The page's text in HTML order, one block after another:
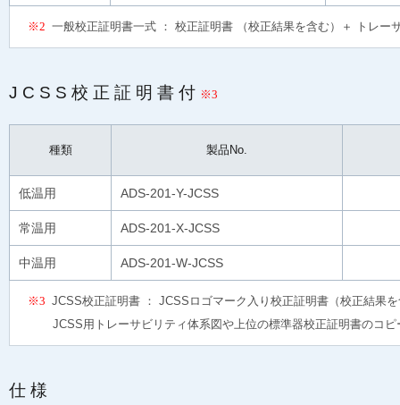
※2 一般校正証明書一式 ： 校正証明書 （校正結果を含む）＋ トレ
JCSS校正証明書付 ※3
種類 製品No.
低温用 ADS-201-Y-JCSS
常温用 ADS-201-X-JCSS
中温用 ADS-201-W-JCSS
※3 JCSS校正証明書 ： JCSSロゴマーク入り校正証明書（校正結果
JCSS用トレーサビリティ体系図や上位の標準器校正証明書のコピ
仕様